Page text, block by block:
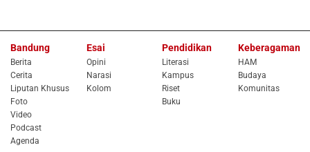
Bandung
Berita
Cerita
Liputan Khusus
Foto
Video
Podcast
Agenda
Esai
Opini
Narasi
Kolom
Pendidikan
Literasi
Kampus
Riset
Buku
Keberagaman
HAM
Budaya
Komunitas